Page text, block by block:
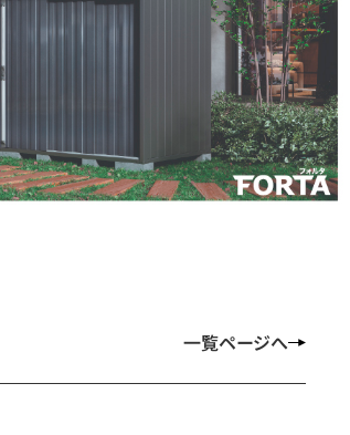
一覧ページへ